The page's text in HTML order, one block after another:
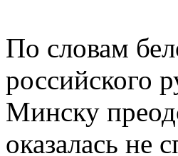
По словам
российского
Минску
оказалась не